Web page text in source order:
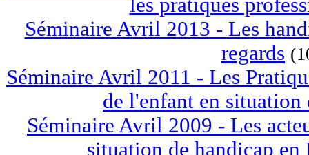
les pratiques
Séminaire Avril 2013 - Les
regards
Séminaire Avril 2011 - Les
de l'enfant en situation
Séminaire Avril 2009 - Les
situation de handicap en